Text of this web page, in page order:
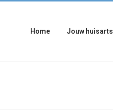
Home Jouw huisarts